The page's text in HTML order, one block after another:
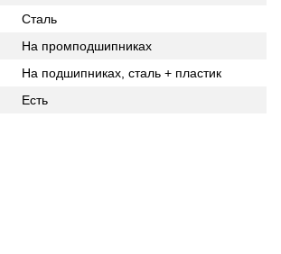
Сталь
На промподшипниках
На подшипниках, сталь + пластик
Есть